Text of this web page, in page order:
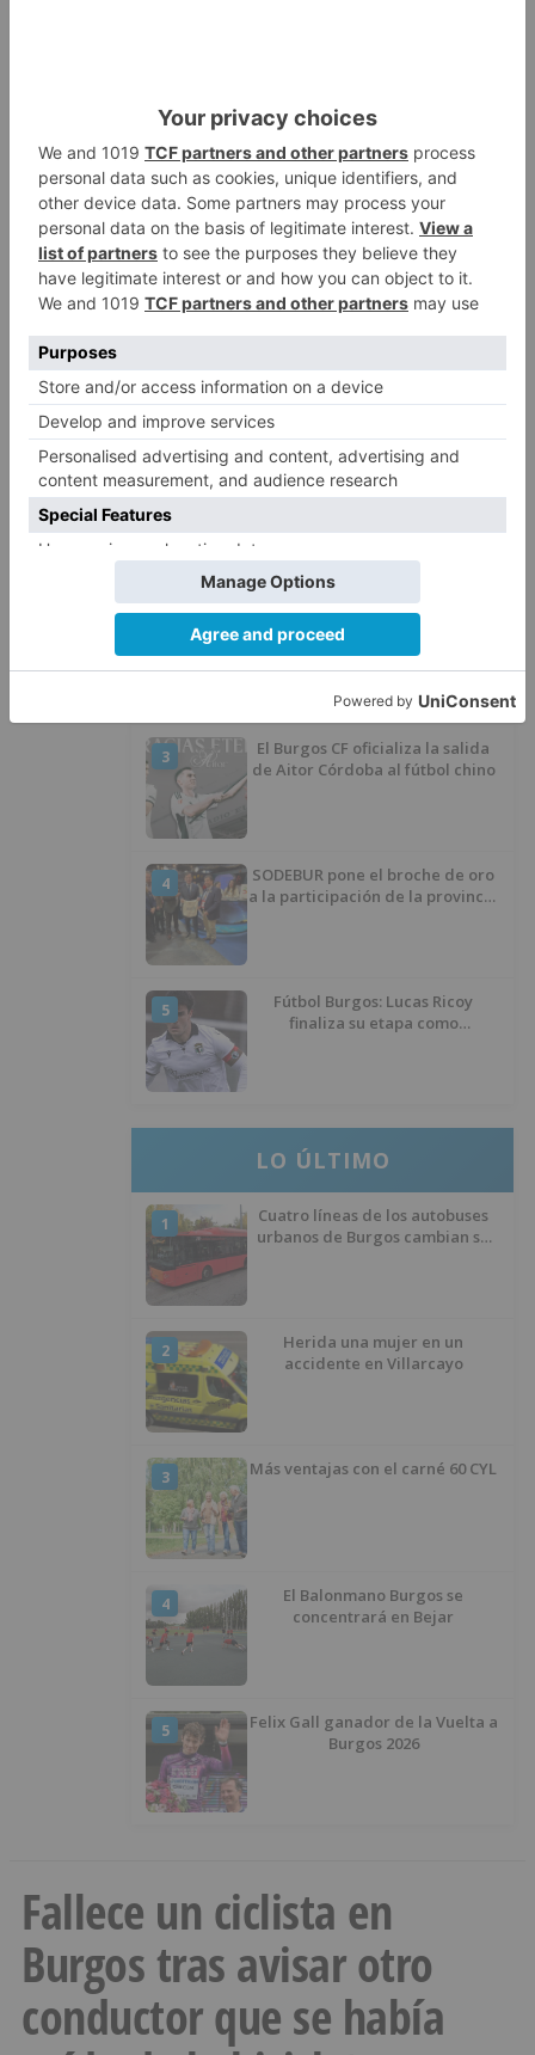
Tras elaborar el correspondiente atestado
policial, ambos individuos han sido puestos a
disposición del Tribunal de Instancia-Sección de
Instrucción competente.
Castilla y León
LO + VISTO
1
Esperar al autobús en el HUBU es
Felix Gall ganador de la Vuelta a
Burgos 2026
3
El Burgos CF oficializa la salida
de Aitor Córdoba al fútbol chino
4
SODEBUR pone el broche de oro
a la participación de la provincia
5
Fútbol Burgos: Lucas Ricoy
finaliza su etapa como
LO ÚLTIMO
1
Cuatro líneas de los autobuses
urbanos de Burgos cambian su
2
Herida una mujer en un
accidente en Villarcayo
3 Más ventajas con el carné 60 CYL
4
El Balonmano Burgos se
concentrará en Bejar
5
Felix Gall ganador de la Vuelta a
Burgos 2026
Fallece un ciclista en
Burgos tras avisar otro
conductor que se había